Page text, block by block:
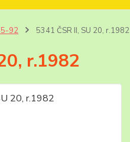
92 5341 ČSR II, SU 20, r.1982
r.1982